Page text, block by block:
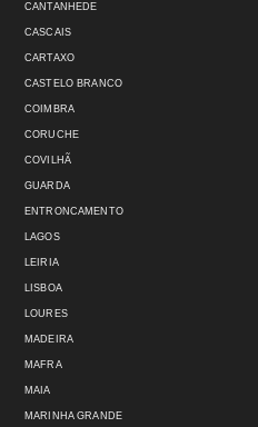
CANTANHEDE
CASCAIS
CARTAXO
CASTELO BRANCO
COIMBRA
CORUCHE
COVILHÃ
GUARDA
ENTRONCAMENTO
LAGOS
LEIRIA
LISBOA
LOURES
MADEIRA
MAFRA
MAIA
MARINHA GRANDE